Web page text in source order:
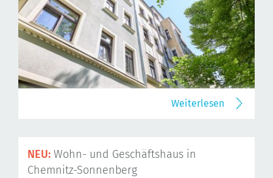
Weiterlesen
NEU: Wohn- und Geschäftshaus in
Chemnitz-Sonnenberg